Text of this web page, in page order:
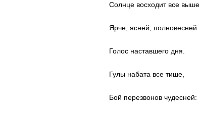
Солнце восходит все выше.
Ярче, ясней, полновесней
Голос наставшего дня.
Гулы набата все тише,
Бой перезвонов чудесней: